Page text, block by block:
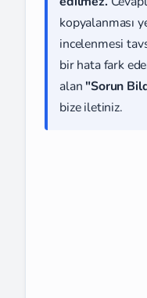
kopyalanması
incelenmesi
bir hata fark
alan "Sorun
bize iletiniz.